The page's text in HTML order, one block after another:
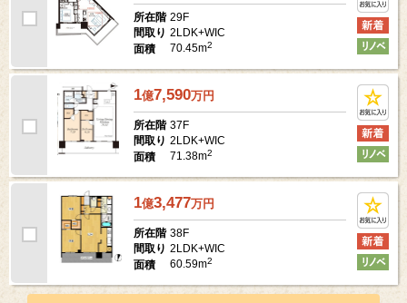
所在階 29F
間取り 2LDK+WIC
面積
70.45m2
1億7,590万円
所在階 37F
間取り 2LDK+WIC
面積
71.38m2
1億3,477万円
所在階 38F
間取り 2LDK+WIC
面積
60.59m2